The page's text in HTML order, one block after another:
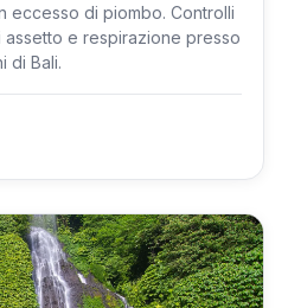
eccesso di piombo. Controlli
e respirazione presso
di Bali.